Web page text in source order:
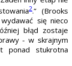
2.” (Brooks
się nieco
błąd zostaje
- w skrajnym
ponad stukrotna